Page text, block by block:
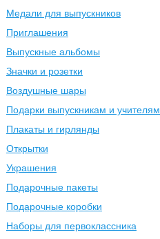
Медали для выпускников
Приглашения
Выпускные альбомы
Значки и розетки
Воздушные шары
Подарки выпускникам и учителям
Плакаты и гирлянды
Открытки
Украшения
Подарочные пакеты
Подарочные коробки
Наборы для первоклассника